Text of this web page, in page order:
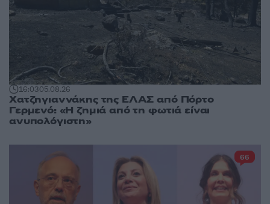
16:0305.08.26
Χατζηγιαννάκης της ΕΛΑΣ από Πόρτο
Γερμενό: «Η ζημιά από τη φωτιά είναι
ανυπολόγιστη»
66